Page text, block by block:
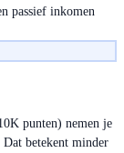
passief inkomen
punten) nemen je
betekent minder